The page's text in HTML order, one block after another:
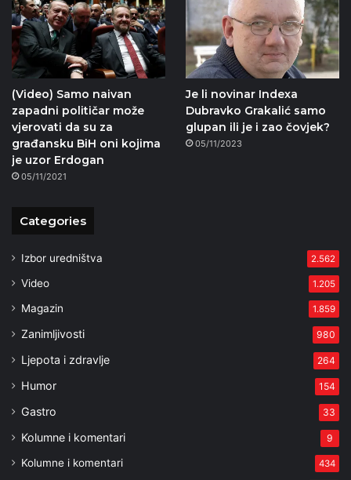
(Video) Samo naivan
zapadni političar može
vjerovati da su za
građansku BiH oni kojima
je uzor Erdogan
05/11/2021
Je li novinar Indexa
Dubravko Grakalić samo
glupan ili je i zao čovjek?
05/11/2023
Categories
Izbor uredništva 2.562
Video 1.205
Magazin 1.859
Zanimljivosti 980
Ljepota i zdravlje 264
Humor 154
Gastro 33
Kolumne i komentari 9
Kolumne i komentari 434